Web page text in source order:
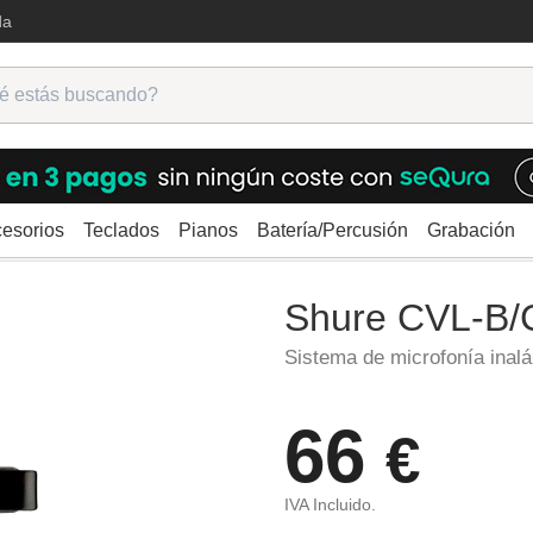
Teclados Pianos Batería/Percusión Grabación
Shure CVL-B/C-TQG
Shure CVL-B/
Sistema de microfonía
66 €
IVA Incluido.